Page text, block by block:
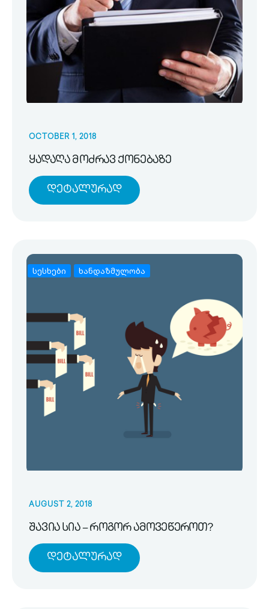
OCTOBER 1, 2018
ყადაღა მოძრავ ქონებაზე
Დეტალურად
სესხები ხანდაზმულობა
AUGUST 2, 2018
შავია სია – როგორ ამოვეწეროთ?
Დეტალურად